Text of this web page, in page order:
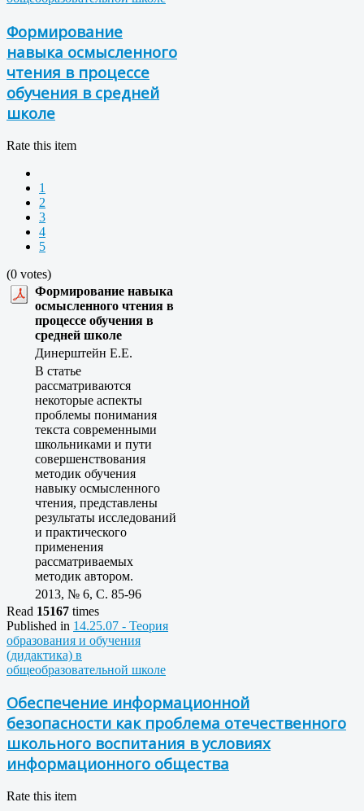
Формирование
навыка осмысленного
чтения в процессе
обучения в средней
школе
Rate this item
1
2
3
4
5
(0 votes)
Формирование навыка
осмысленного чтения в
процессе обучения в
средней школе
Динерштейн Е.Е.
В статье
рассматриваются
некоторые аспекты
проблемы понимания
текста современными
школьниками и пути
совершенствования
методик обучения
навыку осмысленного
чтения, представлены
результаты исследований
и практического
применения
рассматриваемых
методик автором.
2013, № 6, C. 85-96
Read 15167 times
Published in 14.25.07 - Теория
образования и обучения
(дидактика) в
общеобразовательной школе
Обеспечение информационной
безопасности как проблема отечественного
школьного воспитания в условиях
информационного общества
Rate this item